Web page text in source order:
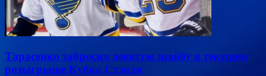
Тарасенко забросил девятую шайбу в текущем
розыгрыше Кубка Стэнли